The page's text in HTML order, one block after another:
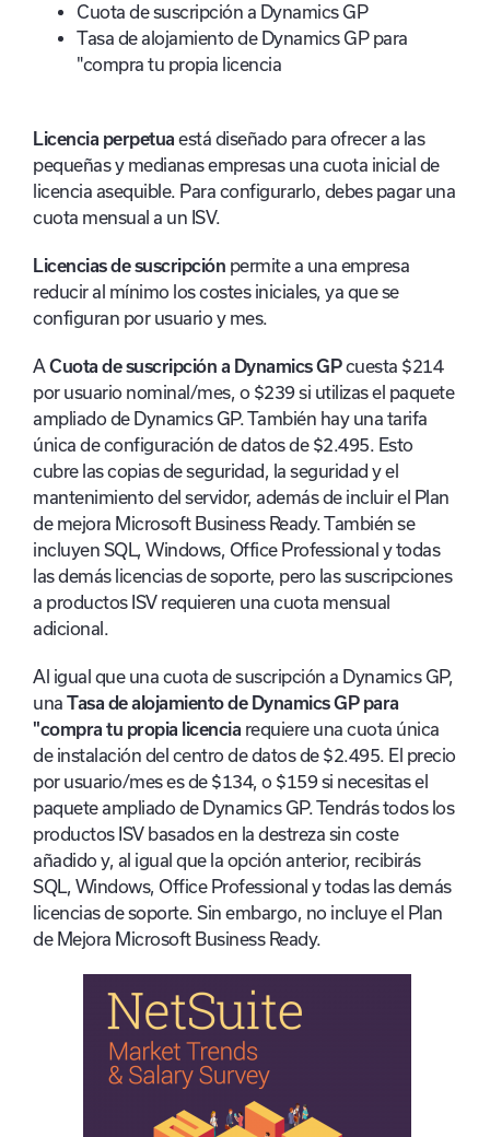
Cuota de suscripción a Dynamics GP
Tasa de alojamiento de Dynamics GP para
"compra tu propia licencia
Licencia perpetua está diseñado para ofrecer a las
pequeñas y medianas empresas una cuota inicial de
licencia asequible. Para configurarlo, debes pagar una
cuota mensual a un ISV.
Licencias de suscripción permite a una empresa
reducir al mínimo los costes iniciales, ya que se
configuran por usuario y mes.
A Cuota de suscripción a Dynamics GPcuesta $214
por usuario nominal/mes, o $239 si utilizas el paquete
ampliado de Dynamics GP. También hay una tarifa
única de configuración de datos de $2.495. Esto
cubre las copias de seguridad, la seguridad y el
mantenimiento del servidor, además de incluir el Plan
de mejora Microsoft Business Ready. También se
incluyen SQL, Windows, Office Professional y todas
las demás licencias de soporte, pero las suscripciones
a productos ISV requieren una cuota mensual
adicional.
Al igual que una cuota de suscripción a Dynamics GP,
una Tasa de alojamiento de Dynamics GP para
"compra tu propia licencia requiere una cuota única
de instalación del centro de datos de $2.495. El precio
por usuario/mes es de $134, o $159 si necesitas el
paquete ampliado de Dynamics GP. Tendrás todos los
productos ISV basados en la destreza sin coste
añadido y, al igual que la opción anterior, recibirás
SQL, Windows, Office Professional y todas las demás
licencias de soporte. Sin embargo, no incluye el Plan
de Mejora Microsoft Business Ready.